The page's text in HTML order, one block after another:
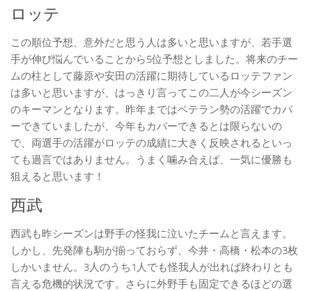
ロッテ
この順位予想、意外だと思う人は多いと思いますが、若手選
手が伸び悩んでいることから5位予想としました。将来のチー
ムの柱として藤原や安田の活躍に期待しているロッテファン
は多いと思いますが、はっきり言ってこの二人が今シーズン
のキーマンとなります。昨年まではベテラン勢の活躍でカバ
ーできていましたが、今年もカバーできるとは限らないの
で、両選手の活躍がロッテの成績に大きく反映されるといっ
ても過言ではありません。うまく噛み合えば、一気に優勝も
狙えると思います！
西武
西武も昨シーズンは野手の怪我に泣いたチームと言えます。
しかし、先発陣も駒が揃っておらず、今井・高橋・松本の3枚
しかいません。3人のうち1人でも怪我人が出れば終わりとも
言える危機的状況です。さらに外野手も固定できるほどの選